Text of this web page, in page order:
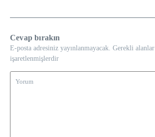
Cevap bırakın
E-posta adresiniz yayınlanmayacak. Gerekli alanlar
işaretlenmişlerdir